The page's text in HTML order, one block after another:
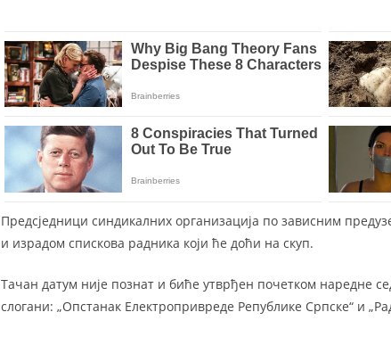
Предсједници синдикалних организација по зависним
и израдом спискова радника који ће доћи на скуп.
Тачан датум није познат и биће утврђен почетком наредне
слогани: „Опстанак Електропривреде Републике Српске“ и